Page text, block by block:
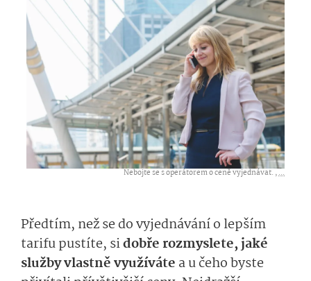
Nebojte se s operátorem o ceně vyjednávat. ,...
Předtím, než se do vyjednávání o lepším
tarifu pustíte, sidobře rozmyslete, jaké
služby vlastně využíváte a u čeho byste